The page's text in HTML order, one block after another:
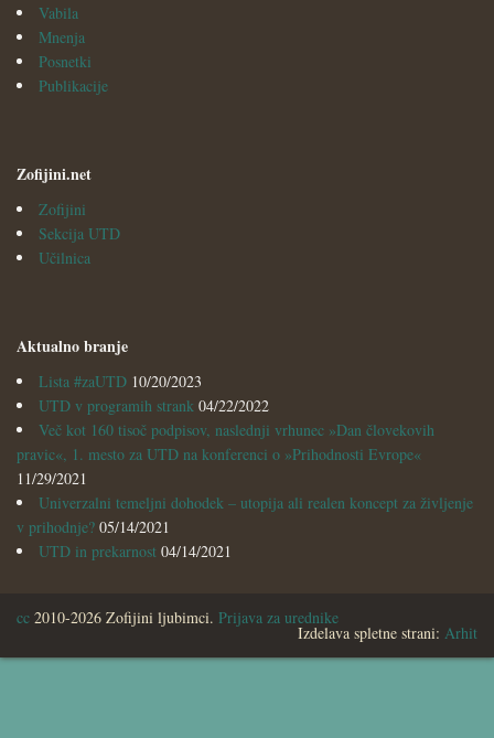
Vabila
Mnenja
Posnetki
Publikacije
Zofijini.net
Zofijini
Sekcija UTD
Učilnica
Aktualno branje
Lista #zaUTD 10/20/2023
UTD v programih strank 04/22/2022
Več kot 160 tisoč podpisov, naslednji vrhunec »Dan človekovih
pravic«, 1. mesto za UTD na konferenci o »Prihodnosti Evrope«
11/29/2021
Univerzalni temeljni dohodek – utopija ali realen koncept za življenje
v prihodnje? 05/14/2021
UTD in prekarnost 04/14/2021
cc 2010-2026 Zofijini ljubimci. Prijava za urednike
Izdelava spletne strani: Arhit